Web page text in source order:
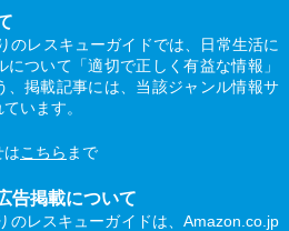
のレスキューガイドでは、日常生活に
ついて「適切で正しく有益な情報」
、掲載記事には、当該ジャンル情報サ
います。
はこちら まで
告掲載について
のレスキューガイドは、Amazon.co.jp